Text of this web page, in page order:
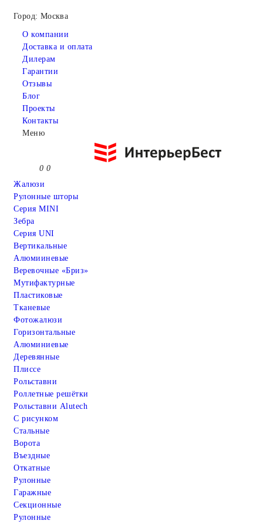
Город: Москва
О компании
Доставка и оплата
Дилерам
Гарантии
Отзывы
Блог
Проекты
Контакты
Меню
0 0
Жалюзи
Рулонные шторы
Серия MINI
Зебра
Серия UNI
Вертикальные
Алюмииневые
Веревочные «Бриз»
Мутифактурные
Пластиковые
Тканевые
Фотожалюзи
Горизонтальные
Алюминиевые
Деревянные
Плиссе
Рольставни
Роллетные решётки
Рольставни Alutech
С рисунком
Стальные
Ворота
Въездные
Откатные
Рулонные
Гаражные
Cекционные
Рулонные